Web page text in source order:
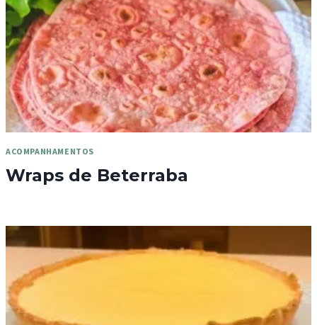
ACOMPANHAMENTOS
Wraps de Beterraba